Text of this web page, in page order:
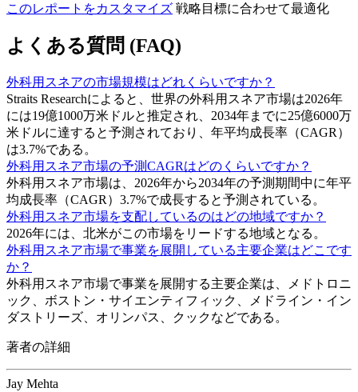
このレポートをカスタマイズ 戦略目標に合わせて最適化
よくある質問 (FAQ)
外科用スネアの市場規模はどれくらいですか？
Straits Researchによると、世界の外科用スネア市場は2026年
には19億1000万米ドルと推定され、2034年までに25億6000万
米ドルに達すると予測されており、年平均成長率（CAGR）
は3.7%である。
外科用スネア市場の予測CAGRはどのくらいですか？
外科用スネア市場は、2026年から2034年の予測期間中に年平
均成長率（CAGR）3.7%で成長すると予測されている。
外科用スネア市場を支配しているのはどの地域ですか？
2026年には、北米がこの市場をリードする地域となる。
外科用スネア市場で事業を展開している主要企業はどこです
か？
外科用スネア市場で事業を展開する主要企業は、メドトロニ
ック、ボストン・サイエンティフィック、メドライン・イン
ダストリーズ、オリンパス、クックなどである。
著者の詳細
Jay Mehta